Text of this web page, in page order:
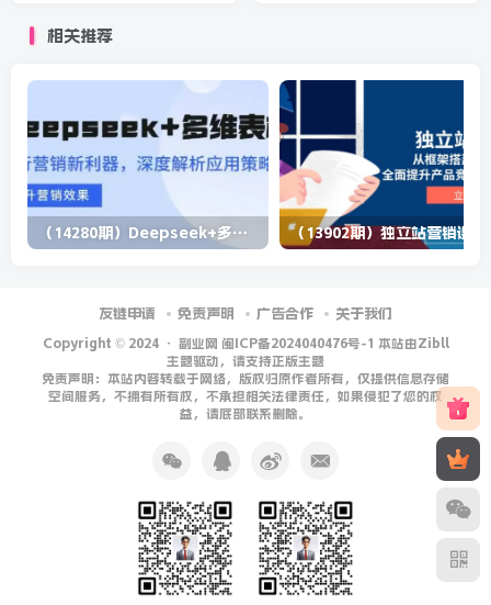
相关推荐
（14280期）Deepseek+多维表格，银行营销新利器，深度解析应用策略，提升营销效果
友链申请 免责声明 广告合作 关于我们
Copyright © 2024 · 副业网 闽ICP备2024040476号-1 本站由Zibll
主题驱动，请支持正版主题
免责声明：本站内容转载于网络，版权归原作者所有，仅提供信息存储
空间服务，不拥有所有权，不承担相关法律责任，如果侵犯了您的权
益，请底部联系删除。